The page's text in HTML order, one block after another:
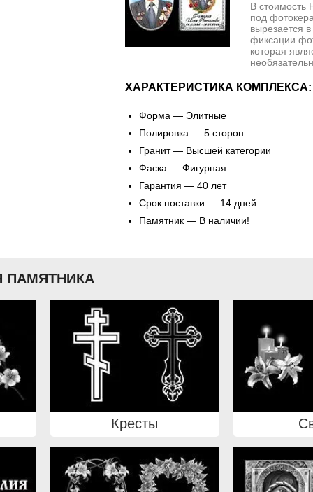
В стоимость
под
вырезается
фиксации
которая
ХАРАКТЕРИСТИКА КОМПЛЕКСА:
Форма — Элитные
Полировка — 5 сторон
Гранит — Высшей категории
Фаска — Фигурная
Гарантия — 40 лет
Срок поставки — 14 дней
Памятник — В наличии!
ПАМЯТНИКА
Кресты